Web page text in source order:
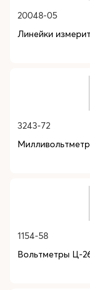
20048-05
Линейки
3243-72
1154-58
Вольтметры Ц-